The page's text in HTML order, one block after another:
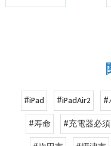
#iPad #iPadAir2 #
#寿命
#充電器必須